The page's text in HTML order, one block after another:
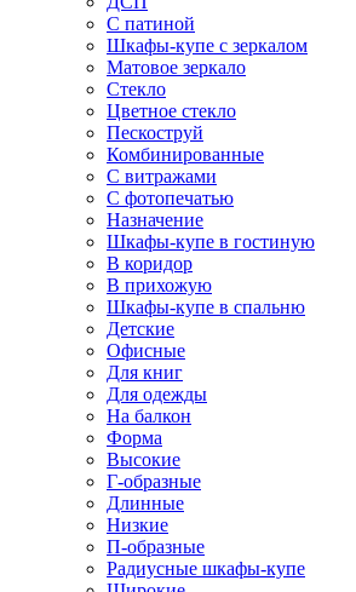
С патиной
Шкафы-купе с зеркалом
Матовое зеркало
Стекло
Цветное стекло
Пескоструй
Комбинированные
С витражами
С фотопечатью
Назначение
Шкафы-купе в гостиную
В коридор
В прихожую
Шкафы-купе в спальню
Детские
Офисные
Для книг
Для одежды
На балкон
Форма
Высокие
Г-образные
Длинные
Низкие
П-образные
Радиусные шкафы-купе